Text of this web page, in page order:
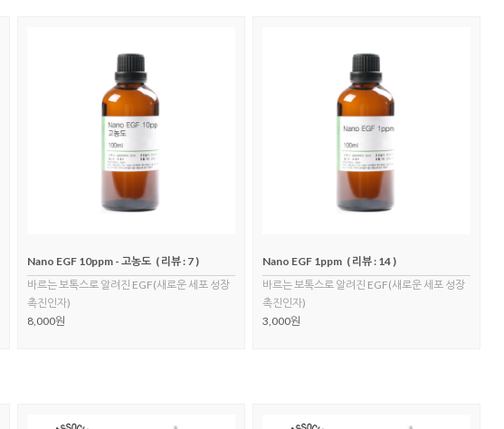
Nano EGF 10ppm - 고농도 ( 리뷰 : 7 )
바르는 보톡스로 알려진 EGF(새로운 세포 성장
촉진인자)
8,000원
Nano EGF 1ppm ( 리뷰 : 14 )
바르는 보톡스로 알려진 EGF(새로운 세포 성장
촉진인자)
3,000원